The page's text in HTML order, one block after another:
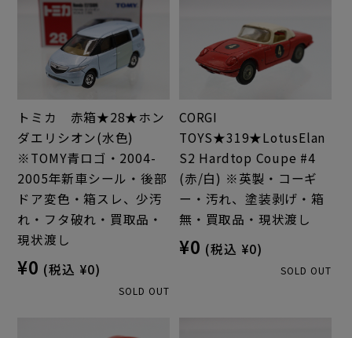
トミカ 赤箱★28★ホン
ダエリシオン(水色)
※TOMY青ロゴ・2004-
2005年新車シール・後部
ドア変色・箱スレ、少汚
れ・フタ破れ・買取品・
現状渡し
¥0 (税込 ¥0)
SOLD OUT
CORGI
TOYS★319★LotusElan
S2 Hardtop Coupe #4
(赤/白) ※英製・コーギ
ー・汚れ、塗装剥げ・箱
無・買取品・現状渡し
¥0 (税込 ¥0)
SOLD OUT